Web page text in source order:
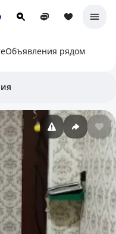
Объявления рядом